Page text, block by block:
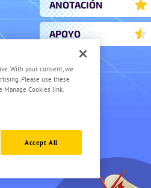
ANOTACIÓN
1
APOYO
0.5
With your consent, we
Please use these
Cookies link.
Accept All